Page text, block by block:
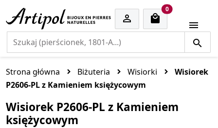

0cart items

Strona główna Biżuteria Wisiorki
Wisiorek
P2606-PL z Kamieniem księżycowym
Wisiorek P2606-PL z Kamieniem
księżycowym